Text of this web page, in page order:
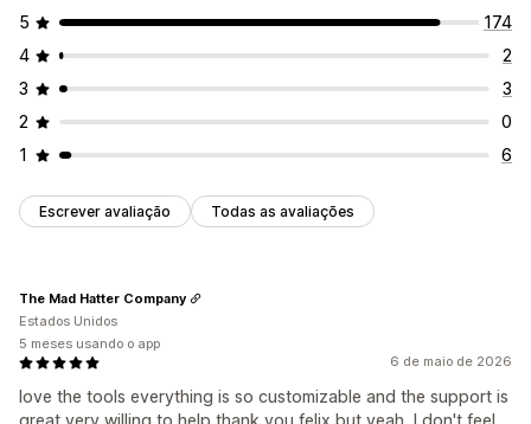
Importação e exportação
5
174
4
2
3
3
2
0
1
6
Escrever avaliação Todas as avaliações
6 de maio de 2026
love the tools everything is so customizable and the support is
The Mad Hatter Company
Estados Unidos
5 meses usando o app